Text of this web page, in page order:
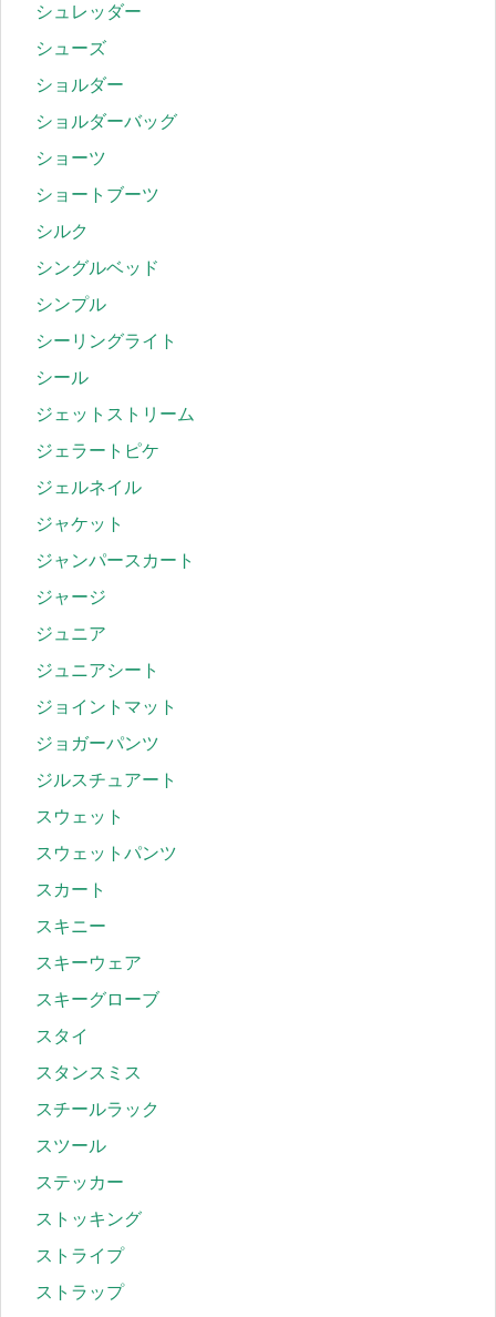
シュレッダー
シューズ
ショルダー
ショルダーバッグ
ショーツ
ショートブーツ
シルク
シングルベッド
シンプル
シーリングライト
シール
ジェットストリーム
ジェラートピケ
ジェルネイル
ジャケット
ジャンパースカート
ジャージ
ジュニア
ジュニアシート
ジョイントマット
ジョガーパンツ
ジルスチュアート
スウェット
スウェットパンツ
スカート
スキニー
スキーウェア
スキーグローブ
スタイ
スタンスミス
スチールラック
スツール
ステッカー
ストッキング
ストライプ
ストラップ